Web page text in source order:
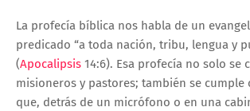
La profecía bíblica nos habla de un
predicado “a toda nación, tribu, lengua y
(Apocalipsis 14:6). Esa profecía no solo se
misioneros y pastores; también se
que, detrás de un micrófono o en una